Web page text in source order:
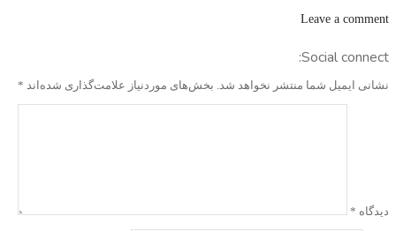
Leave a comment
Social connect:
نشانی ایمیل شما منتشر نخواهد شد. بخش‌های موردنیاز علامت‌گذاری شده‌اند *
دیدگاه *